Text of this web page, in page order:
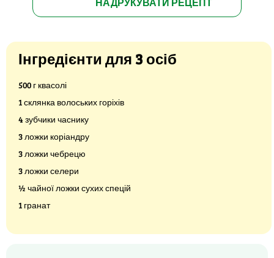
НАДРУКУВАТИ РЕЦЕПТ
Інгредієнти для 3 осіб
500 г квасолі
1 склянка волоських горіхів
4 зубчики часнику
3 ложки коріандру
3 ложки чебрецю
3 ложки селери
½ чайної ложки сухих спецій
1 гранат